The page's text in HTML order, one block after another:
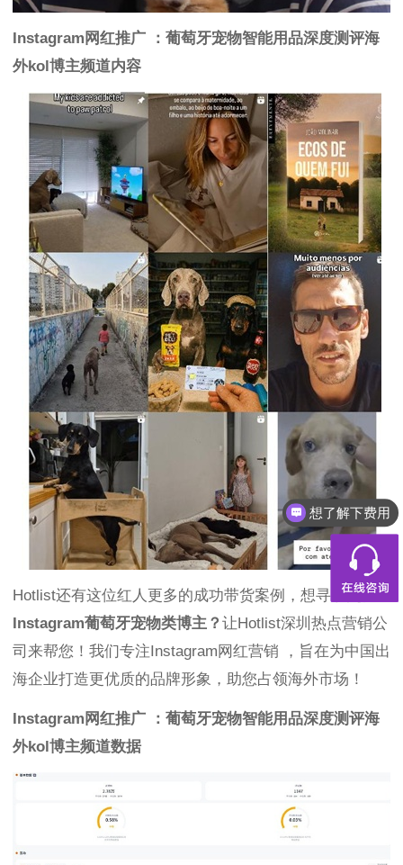
Instagram网红推广 ：葡萄牙宠物智能用品深度测评海
外kol博主频道内容
Hotlist还有这位红人更多的成功带货案例，想寻求更多
Instagram葡萄牙宠物类博主？ 让Hotlist深圳热点营销公
司来帮您！我们专注Instagram网红营销 ，旨在为中国出
海企业打造更优质的品牌形象，助您占领海外市场！
Instagram网红推广 ：葡萄牙宠物智能用品深度测评海
外kol博主频道数据
想了解下费用